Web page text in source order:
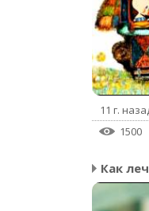
11 г.
1500
Как